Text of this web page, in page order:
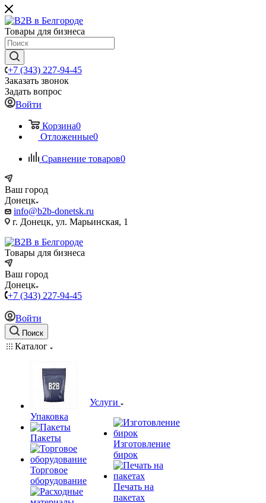
Товары для бизнеса
+7 (343) 227-94-45
Заказать звонок
Задать вопрос
Войти
Корзина0
Отложенные0
Сравнение товаров0
Ваш город
Донецк
info@b2b-donetsk.ru
г. Донецк, ул. Марьинская, 1
Товары для бизнеса
Ваш город
Донецк
+7 (343) 227-94-45
Войти
Поиск
Каталог
Упаковка
Пакеты
Торговое
оборудование
Услуги
Изготовление
бирок
Печать на
пакетах